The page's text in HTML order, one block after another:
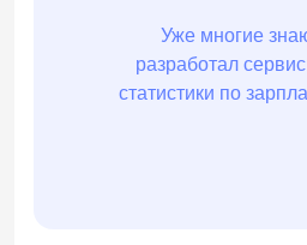
Уже многие
разработал
статистики по